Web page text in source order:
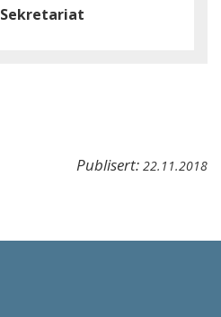
Sekretariat
Publisert: 22.11.2018